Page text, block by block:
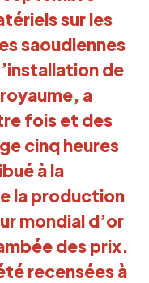
sur les
saoudiennes
de
a
fois et des
cinq heures
à la
la production
mondial d’or
des prix.
recensées à